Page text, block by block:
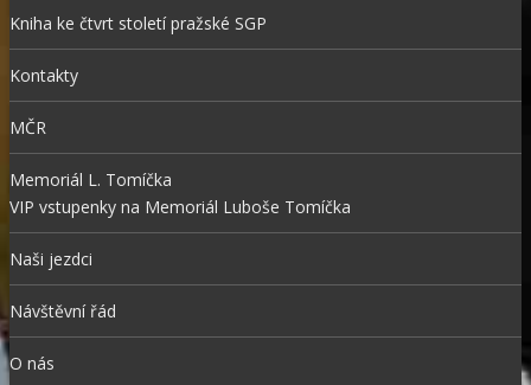
Kniha ke čtvrt století pražské SGP
Kontakty
MČR
Memoriál L. Tomíčka
VIP vstupenky na Memoriál Luboše Tomíčka
Naši jezdci
Návštěvní řád
O nás